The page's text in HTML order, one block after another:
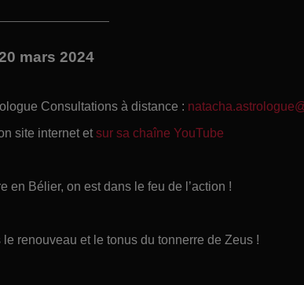
mars 2024
Consultations à distance :
site internet et sur sa chaîne YouTube
en Bélier, on est dans le feu de l’action !
renouveau et le tonus du tonnerre de Zeus !